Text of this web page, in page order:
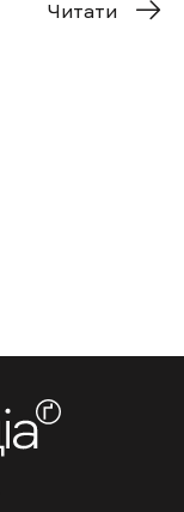
Читати